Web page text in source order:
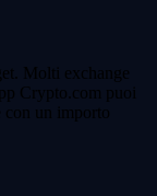
Molti exchange
Crypto.com puoi
con un importo